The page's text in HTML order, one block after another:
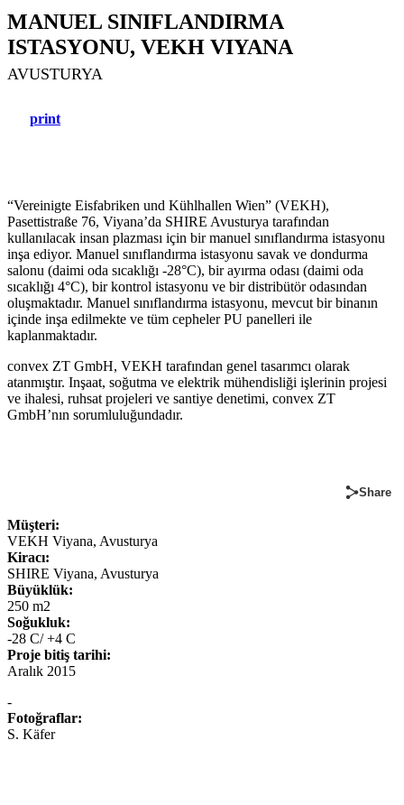
MANUEL SINIFLANDIRMA
ISTASYONU, VEKH VIYANA
AVUSTURYA
print
“Vereinigte Eisfabriken und Kühlhallen Wien” (VEKH),
Pasettistraße 76, Viyana’da SHIRE Avusturya tarafından
kullanılacak insan plazması için bir manuel sınıflandırma istasyonu
inşa ediyor. Manuel sınıflandırma istasyonu savak ve dondurma
salonu (daimi oda sıcaklığı -28°C), bir ayırma odası (daimi oda
sıcaklığı 4°C), bir kontrol istasyonu ve bir distribütör odasından
oluşmaktadır. Manuel sınıflandırma istasyonu, mevcut bir binanın
içinde inşa edilmekte ve tüm cepheler PU panelleri ile
kaplanmaktadır.
convex ZT GmbH, VEKH tarafından genel tasarımcı olarak
atanmıştır. Inşaat, soğutma ve elektrik mühendisliği işlerinin projesi
ve ihalesi, ruhsat projeleri ve santiye denetimi, convex ZT
GmbH’nın sorumluluğundadır.
Share
Müşteri:
VEKH Viyana, Avusturya
Kiracı:
SHIRE Viyana, Avusturya
Büyüklük:
250 m2
Soğukluk:
-28 C/ +4 C
Proje bitiş tarihi:
Aralık 2015
-
Fotoğraflar:
S. Käfer